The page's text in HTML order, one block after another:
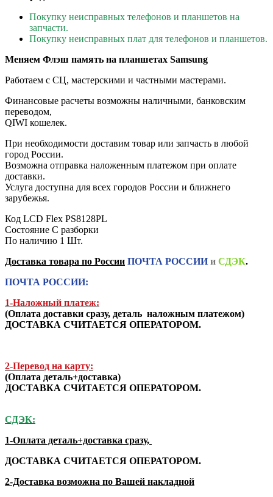
Покупку неисправных телефонов и планшетов на
запчасти.
Покупку неисправных плат для телефонов и планшетов.
Меняем Флэш память на планшетах Samsung
Работаем с СЦ, мастерскими и частными мастерами.
Финансовые расчеты возможны наличными, банковским
переводом,
QIWI кошелек.
При необходимости доставим товар или запчасть в любой
город России.
Возможна отправка наложенным платежом при оплате
доставки.
Услуга доступна для всех городов России и ближнего
зарубежья.
Код LCD Flex PS8128PL
Состояние С разборки
По наличию 1 Шт.
Доставка товара по России ПОЧТА РОССИИи СДЭК.
ПОЧТА РОССИИ:
1-Наложный платеж:
(Оплата доставки сразу, деталь наложным платежом)
ДОСТАВКА СЧИТАЕТСЯ ОПЕРАТОРОМ.
2-Перевод на карту:
(Оплата деталь+доставка)
ДОСТАВКА СЧИТАЕТСЯ ОПЕРАТОРОМ.
СДЭК:
1-Оплата деталь+доставка сразу,
ДОСТАВКА СЧИТАЕТСЯ ОПЕРАТОРОМ.
2-Доставка возможна по Вашей накладной